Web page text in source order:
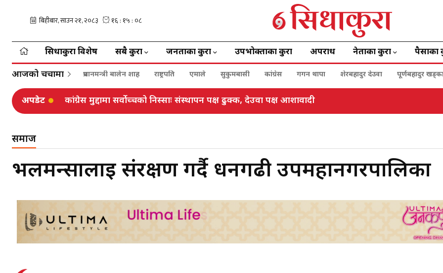
सिधाकुरा विशेष सबै कुरा जनताका कुरा उपभोक्ताका कुरा अपराध नेताका कुरा पैसाका
आजको चर्चामा प्रधानमन्त्री बालेन शाह राष्ट्रपति एमाले सुकुमबासी कांग्रेस गगन थापा शेरबहादुर देउवा पूर्णबहादुर
अपडेट कांग्रेस मुद्दामा सर्वोच्चको निस्साः संस्थापन पक्ष ढुक्क, देउवा पक्ष आशावादी
समाज
भलमन्सालाई संरक्षण गर्दै धनगढी उपमहानगरपालिका